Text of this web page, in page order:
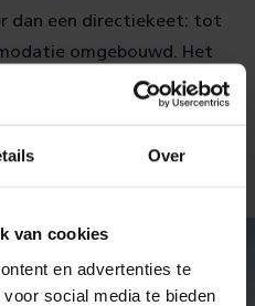
Over
van cookies
en advertenties te
social media te bieden
dan een directiekeet: tot
omgebouwd. Het
staan. Reizigers
uit. Sinds 1938 was